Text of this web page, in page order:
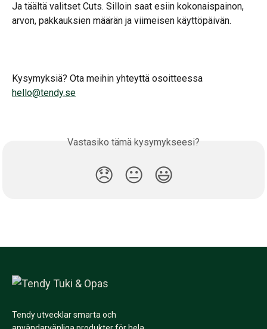
Ja täältä valitset Cuts. Silloin saat esiin kokonaispainon,
arvon, pakkauksien määrän ja viimeisen käyttöpäivän.
Kysymyksiä? Ota meihin yhteyttä osoitteessa
hello@tendy.se
Vastasiko tämä kysymykseesi?
😞 😐 😃
Tendy utvecklar smarta och